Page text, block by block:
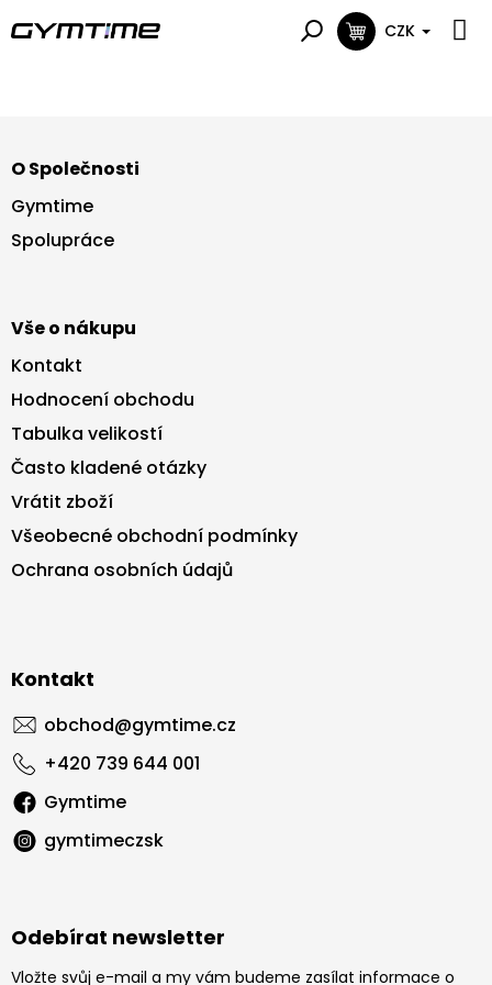
na
NÁKUPNÍ
CZK
p
a
O Společnosti
Gymtime
Spolupráce
Vše o nákupu
Kontakt
Hodnocení obchodu
Tabulka velikostí
Často kladené otázky
Vrátit zboží
Všeobecné obchodní podmínky
Ochrana osobních údajů
Kontakt
obchod@gymtime.cz
+420 739 644 001
Gymtime
gymtimeczsk
Odebírat newsletter
Vložte svůj e-mail a my vám budeme zasílat informace o